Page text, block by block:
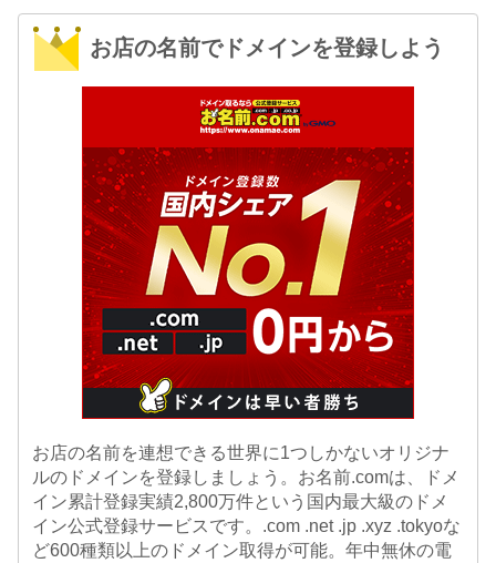
お店の名前でドメインを登録しよう
お店の名前を連想できる世界に1つしかないオリジナ
ルのドメインを登録しましょう。お名前.comは、ドメ
イン累計登録実績2,800万件という国内最大級のドメ
イン公式登録サービスです。.com .net .jp .xyz .tokyoな
ど600種類以上のドメイン取得が可能。年中無休の電